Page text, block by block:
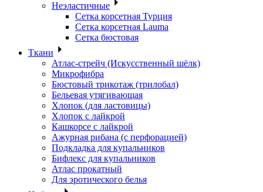
Неэластичные
Сетка корсетная Турция
Сетка корсетная Lauma
Сетка бюстовая
Ткани
Атлас-стрейч (Искусственный шёлк)
Микрофибра
Бюстовый трикотаж (трилобал)
Бельевая утягивающая
Хлопок (для ластовицы)
Хлопок с лайкрой
Кашкорсе с лайкрой
Ажурная рибана (с перфорацией)
Подкладка для купальников
Бифлекс для купальников
Атлас прокатный
Для эротического белья